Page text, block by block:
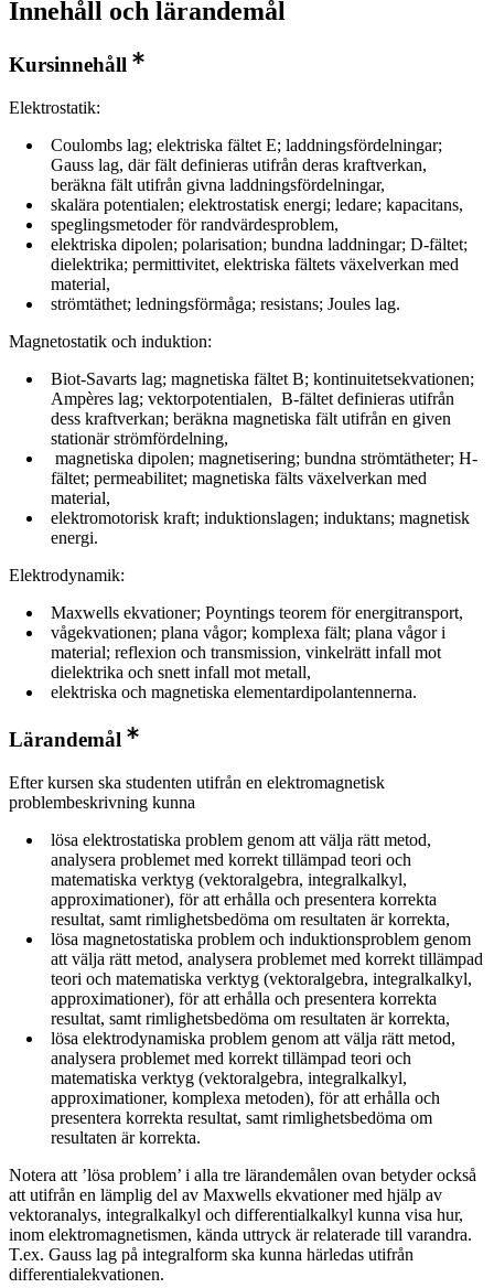
Innehåll och lärandemål
Kursinnehåll
Elektrostatik:
Coulombs lag; elektriska fältet E; laddningsfördelningar;
Gauss lag, där fält definieras utifrån deras kraftverkan,
beräkna fält utifrån givna laddningsfördelningar,
skalära potentialen; elektrostatisk energi; ledare; kapacitans,
speglingsmetoder för randvärdesproblem,
elektriska dipolen; polarisation; bundna laddningar; D-fältet;
dielektrika; permittivitet, elektriska fältets växelverkan med
material,
strömtäthet; ledningsförmåga; resistans; Joules lag.
Magnetostatik och induktion:
Biot-Savarts lag; magnetiska fältet B; kontinuitetsekvationen;
Ampères lag; vektorpotentialen, B-fältet definieras utifrån
dess kraftverkan; beräkna magnetiska fält utifrån en given
stationär strömfördelning,
magnetiska dipolen; magnetisering; bundna strömtätheter; H-
fältet; permeabilitet; magnetiska fälts växelverkan med
material,
elektromotorisk kraft; induktionslagen; induktans; magnetisk
energi.
Elektrodynamik:
Maxwells ekvationer; Poyntings teorem för energitransport,
vågekvationen; plana vågor; komplexa fält; plana vågor i
material; reflexion och transmission, vinkelrätt infall mot
dielektrika och snett infall mot metall,
elektriska och magnetiska elementardipolantennerna.
Lärandemål
Efter kursen ska studenten utifrån en elektromagnetisk
problembeskrivning kunna
lösa elektrostatiska problem genom att välja rätt metod,
analysera problemet med korrekt tillämpad teori och
matematiska verktyg (vektoralgebra, integralkalkyl,
approximationer), för att erhålla och presentera korrekta
resultat, samt rimlighetsbedöma om resultaten är korrekta,
lösa magnetostatiska problem och induktionsproblem genom
att välja rätt metod, analysera problemet med korrekt tillämpad
teori och matematiska verktyg (vektoralgebra, integralkalkyl,
approximationer), för att erhålla och presentera korrekta
resultat, samt rimlighetsbedöma om resultaten är korrekta,
lösa elektrodynamiska problem genom att välja rätt metod,
analysera problemet med korrekt tillämpad teori och
matematiska verktyg (vektoralgebra, integralkalkyl,
approximationer, komplexa metoden), för att erhålla och
presentera korrekta resultat, samt rimlighetsbedöma om
resultaten är korrekta.
Notera att ’lösa problem’ i alla tre lärandemålen ovan betyder också
att utifrån en lämplig del av Maxwells ekvationer med hjälp av
vektoranalys, integralkalkyl och differentialkalkyl kunna visa hur,
inom elektromagnetismen, kända uttryck är relaterade till varandra.
T.ex. Gauss lag på integralform ska kunna härledas utifrån
differentialekvationen.